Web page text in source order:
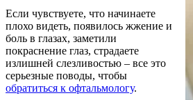
Если чувствуете, что начинаете
плохо видеть, появилось жжение и
боль в глазах, заметили
покраснение глаз, страдаете
излишней слезливостью – все это
серьезные поводы, чтобы
обратиться к офтальмологу.